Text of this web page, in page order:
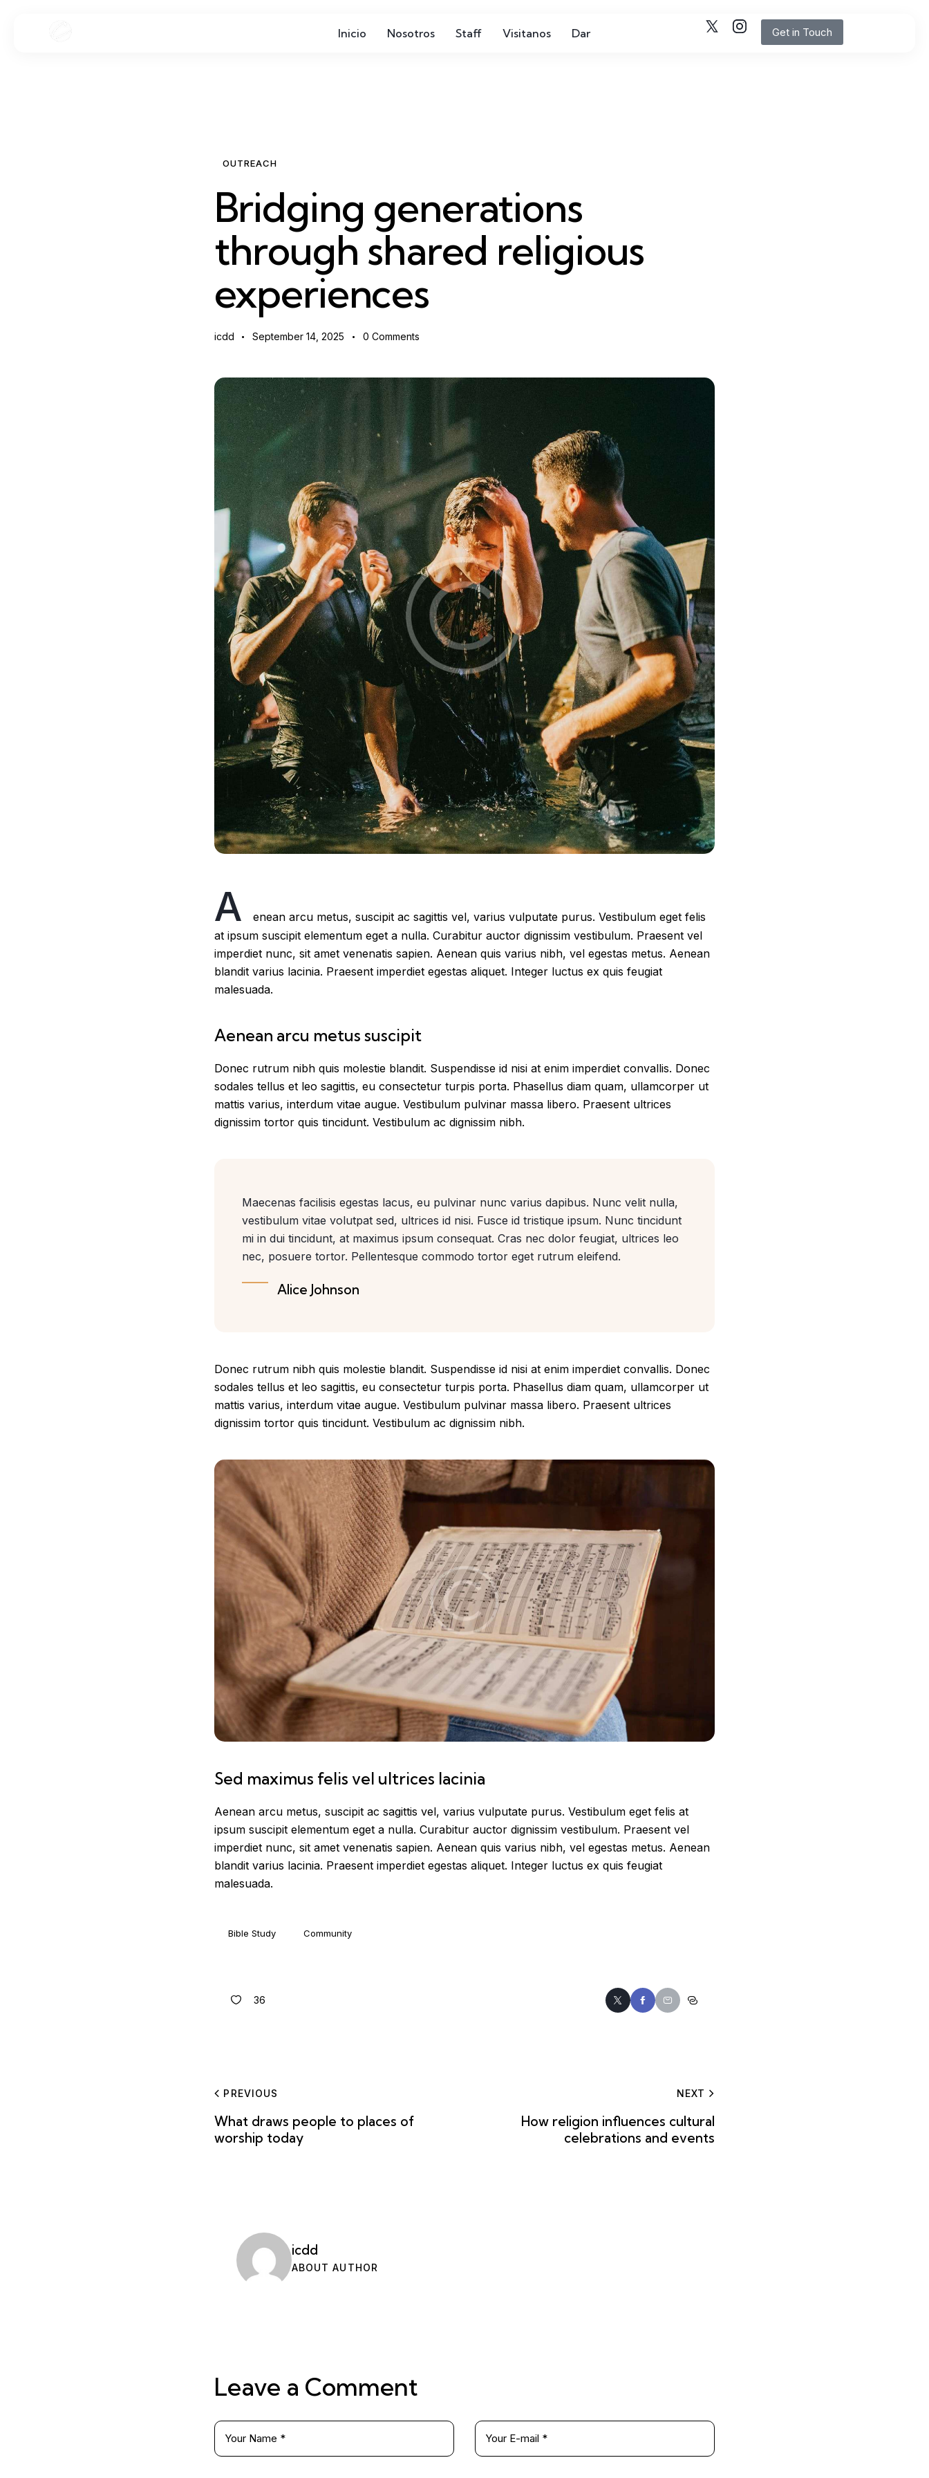
Inicio Nosotros Staff Visitanos Dar Get in Touch
OUTREACH
Bridging generations
through shared religious
experiences
icdd September 14, 2025 0 Comments
A
enean arcu metus, suscipit ac sagittis vel, varius vulputate purus. Vestibulum eget felis
at ipsum suscipit elementum eget a nulla. Curabitur auctor dignissim vestibulum. Praesent vel
imperdiet nunc, sit amet venenatis sapien. Aenean quis varius nibh, vel egestas metus. Aenean
blandit varius lacinia. Praesent imperdiet egestas aliquet. Integer luctus ex quis feugiat
malesuada.
Aenean arcu metus suscipit
Donec rutrum nibh quis molestie blandit. Suspendisse id nisi at enim imperdiet convallis. Donec
sodales tellus et leo sagittis, eu consectetur turpis porta. Phasellus diam quam, ullamcorper ut
mattis varius, interdum vitae augue. Vestibulum pulvinar massa libero. Praesent ultrices
dignissim tortor quis tincidunt. Vestibulum ac dignissim nibh.
Maecenas facilisis egestas lacus, eu pulvinar nunc varius dapibus. Nunc velit nulla,
vestibulum vitae volutpat sed, ultrices id nisi. Fusce id tristique ipsum. Nunc tincidunt
mi in dui tincidunt, at maximus ipsum consequat. Cras nec dolor feugiat, ultrices leo
nec, posuere tortor. Pellentesque commodo tortor eget rutrum eleifend.
Alice Johnson
Donec rutrum nibh quis molestie blandit. Suspendisse id nisi at enim imperdiet convallis. Donec
sodales tellus et leo sagittis, eu consectetur turpis porta. Phasellus diam quam, ullamcorper ut
mattis varius, interdum vitae augue. Vestibulum pulvinar massa libero. Praesent ultrices
dignissim tortor quis tincidunt. Vestibulum ac dignissim nibh.
Sed maximus felis vel ultrices lacinia
Aenean arcu metus, suscipit ac sagittis vel, varius vulputate purus. Vestibulum eget felis at
ipsum suscipit elementum eget a nulla. Curabitur auctor dignissim vestibulum. Praesent vel
imperdiet nunc, sit amet venenatis sapien. Aenean quis varius nibh, vel egestas metus. Aenean
blandit varius lacinia. Praesent imperdiet egestas aliquet. Integer luctus ex quis feugiat
malesuada.
Bible Study Community
36
PREVIOUS
What draws people to places of
worship today
NEXT
How religion influences cultural
celebrations and events
icdd
ABOUT AUTHOR
Leave a Comment